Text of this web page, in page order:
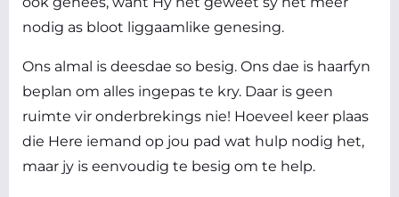
nodig as bloot liggaamlike genesing.
Ons almal is deesdae so besig. Ons dae is haarfyn
beplan om alles ingepas te kry. Daar is geen
ruimte vir onderbrekings nie! Hoeveel keer plaas
die Here iemand op jou pad wat hulp nodig het,
maar jy is eenvoudig te besig om te help.